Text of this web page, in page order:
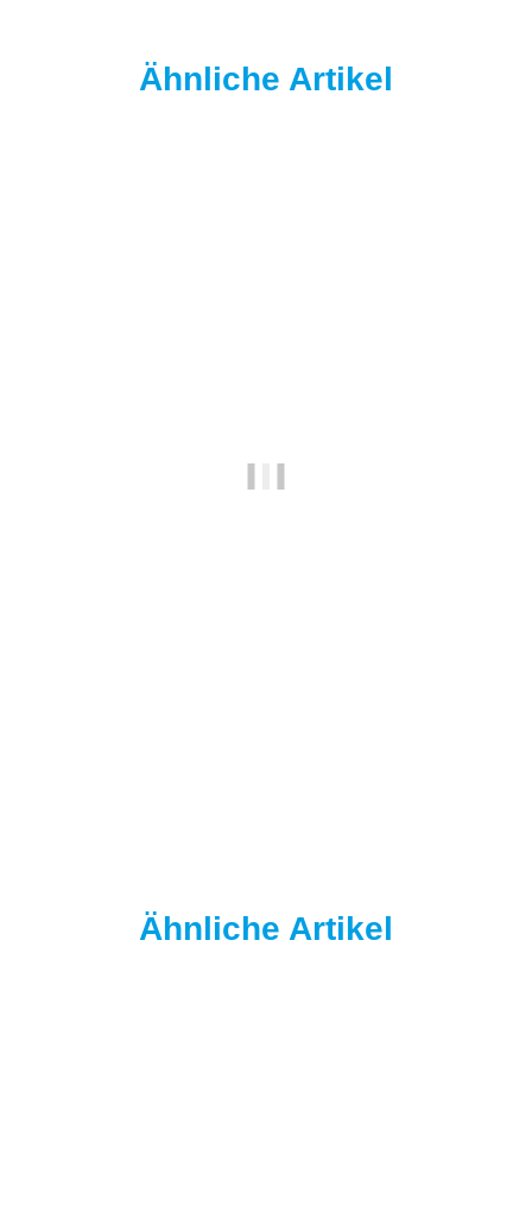
Ähnliche Artikel
Ähnliche Artikel